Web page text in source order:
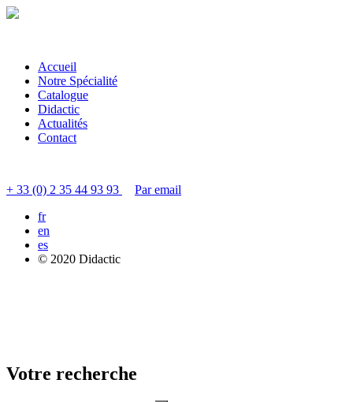
Accueil
Notre Spécialité
Catalogue
Didactic
Actualités
Contact
+ 33 (0) 2 35 44 93 93
Par email
fr
en
es
© 2020 Didactic
Votre recherche